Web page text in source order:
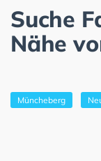
Suche
Nähe
Müncheberg